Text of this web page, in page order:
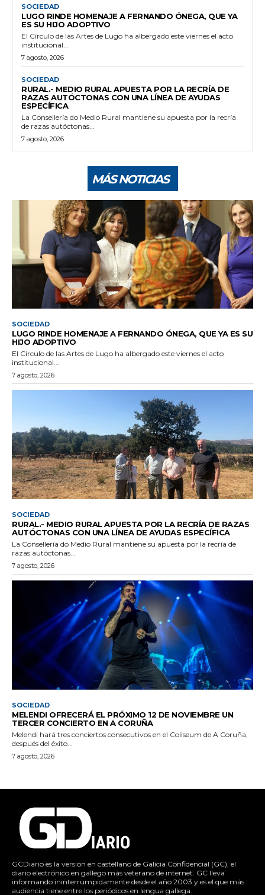
SOCIEDAD
LUGO RINDE HOMENAJE A FERNANDO ÓNEGA, QUE YA
ES SU HIJO ADOPTIVO
El Círculo de las Artes de Lugo ha albergado este viernes el acto
institucional...
7 agosto, 2026
SOCIEDAD
RURAL.- MEDIO RURAL APUESTA POR LA RECRÍA DE
RAZAS AUTÓCTONAS CON UNA LÍNEA DE AYUDAS
ESPECÍFICA
La Consellería do Medio Rural mantiene su apuesta por la recría
de razas autóctonas...
7 agosto, 2026
MÁS NOTICIAS
SOCIEDAD
LUGO RINDE HOMENAJE A FERNANDO ÓNEGA, QUE YA ES SU
HIJO ADOPTIVO
El Círculo de las Artes de Lugo ha albergado este viernes el acto
institucional...
7 agosto, 2026
SOCIEDAD
RURAL.- MEDIO RURAL APUESTA POR LA RECRÍA DE RAZAS
AUTÓCTONAS CON UNA LÍNEA DE AYUDAS ESPECÍFICA
La Consellería do Medio Rural mantiene su apuesta por la recría de
razas autóctonas...
7 agosto, 2026
SOCIEDAD
MELENDI OFRECERÁ EL PRÓXIMO 12 DE NOVIEMBRE UN
TERCER CONCIERTO EN A CORUÑA
Melendi hará tres conciertos consecutivos en el Coliseum de A Coruña,
después del éxito...
7 agosto, 2026
GCDiario es la versión en castellano de Galicia Confidencial (GC), el
diario electrónico en gallego más veterano de internet. GC lleva
informando ininterrumpidamente desde el año 2003 y es el que más
audiencia tiene entre los periódicos en lengua gallega.